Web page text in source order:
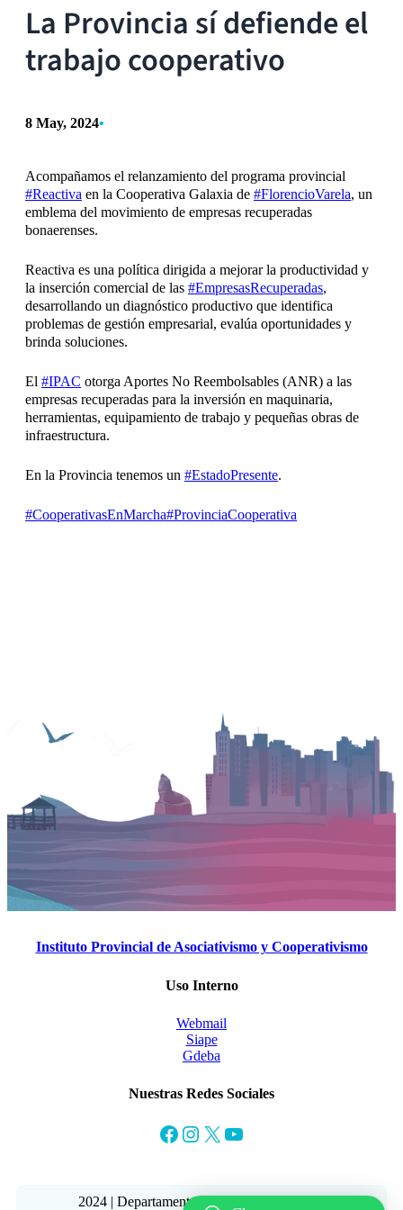
La Provincia sí defiende el
trabajo cooperativo
8 May, 2024•
Acompañamos el relanzamiento del programa provincial
#Reactiva en la Cooperativa Galaxia de #FlorencioVarela, un
emblema del movimiento de empresas recuperadas
bonaerenses.
Reactiva es una política dirigida a mejorar la productividad y
la inserción comercial de las #EmpresasRecuperadas,
desarrollando un diagnóstico productivo que identifica
problemas de gestión empresarial, evalúa oportunidades y
brinda soluciones.
El #IPAC otorga Aportes No Reembolsables (ANR) a las
empresas recuperadas para la inversión en maquinaria,
herramientas, equipamiento de trabajo y pequeñas obras de
infraestructura.
En la Provincia tenemos un #EstadoPresente.
#CooperativasEnMarcha#ProvinciaCooperativa
Instituto Provincial de Asociativismo y Cooperativismo
Uso Interno
Webmail
Siape
Gdeba
Nuestras Redes Sociales
Facebook Instagram X YouTube
2024 | Departamento de Informática | IPAC